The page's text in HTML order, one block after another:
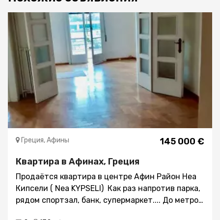
145 000 €
Греция, Афины
Квартира в Афинах, Греция
Продаётся квартира в центре Афин Район Неа
Кипсели ( Nea KYPSELI) Как раз напротив парка,
рядом спортзал, банк, супермаркет.... До метро